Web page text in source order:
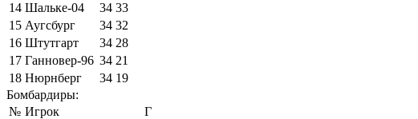
14 Шальке-04 34 33
15 Аугсбург 34 32
16 Штутгарт 34 28
17 Ганновер-96 34 21
18 Нюрнберг 34 19
Бомбардиры:
№ Игрок
Г